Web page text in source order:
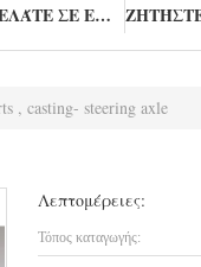
ΜΑΣ ΕΛΆΤΕ ΣΕ ΕΠΑΦΉ ΜΕ
, casting- steering axle
Λεπτομέρειες:
Τόπος καταγωγής: